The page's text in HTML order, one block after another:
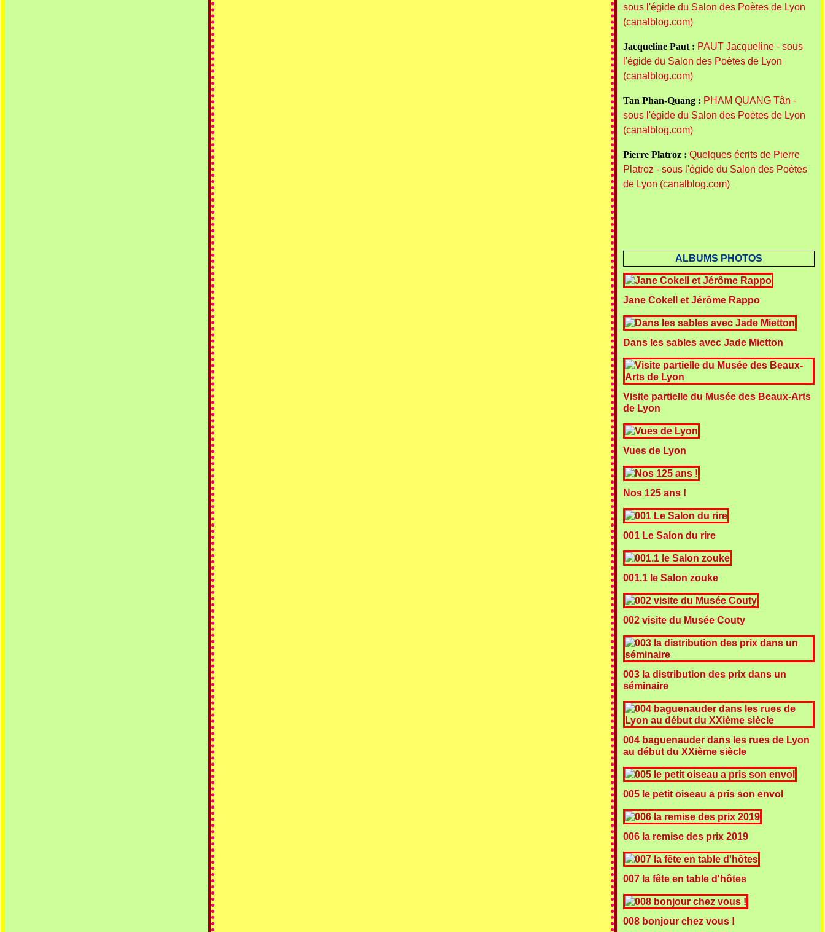
sous l'égide du Salon des Poètes de Lyon
(canalblog.com)
Jacqueline Paut : PAUT Jacqueline - sous
l'égide du Salon des Poètes de Lyon
(canalblog.com)
Tan Phan-Quang : PHAM QUANG Tân -
sous l'égide du Salon des Poètes de Lyon
(canalblog.com)
Pierre Platroz : Quelques écrits de Pierre
Platroz - sous l'égide du Salon des Poètes
de Lyon (canalblog.com)
ALBUMS PHOTOS
Jane Cokell et Jérôme Rappo
Dans les sables avec Jade Mietton
Visite partielle du Musée des Beaux-Arts
de Lyon
Vues de Lyon
Nos 125 ans !
001 Le Salon du rire
001.1 le Salon zouke
002 visite du Musée Couty
003 la distribution des prix dans un
séminaire
004 baguenauder dans les rues de Lyon
au début du XXième siècle
005 le petit oiseau a pris son envol
006 la remise des prix 2019
007 la fête en table d'hôtes
008 bonjour chez vous !